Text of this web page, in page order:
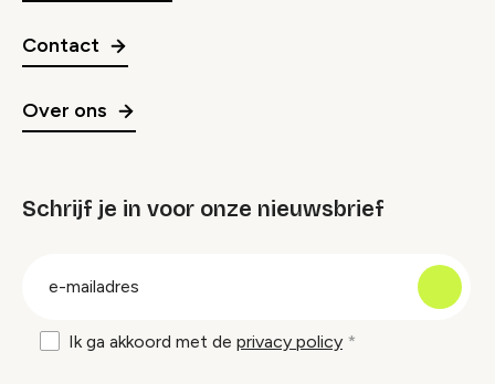
Contact
Over ons
Schrijf je in voor onze nieuwsbrief
Ik ga akkoord met de privacy policy